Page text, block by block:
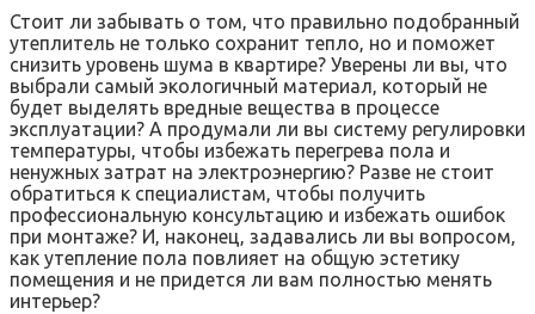
Стоит ли забывать о том‚ что правильно подобранный
утеплитель не только сохранит тепло‚ но и поможет
снизить уровень шума в квартире? Уверены ли вы‚ что
выбрали самый экологичный материал‚ который не
будет выделять вредные вещества в процессе
эксплуатации? А продумали ли вы систему регулировки
температуры‚ чтобы избежать перегрева пола и
ненужных затрат на электроэнергию? Разве не стоит
обратиться к специалистам‚ чтобы получить
профессиональную консультацию и избежать ошибок
при монтаже? И‚ наконец‚ задавались ли вы вопросом‚
как утепление пола повлияет на общую эстетику
помещения и не придется ли вам полностью менять
интерьер?